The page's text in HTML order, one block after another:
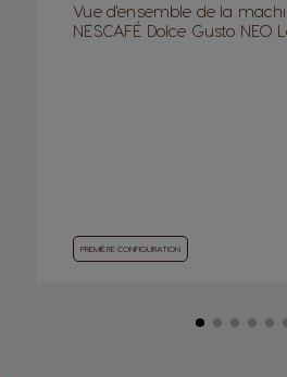
Vue d'ensemble de la
NESCAFÉ Dolce Gusto NEO
PREMIÈRE CONFIGURATION